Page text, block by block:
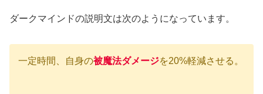
ダークマインドの説明文は次のようになっています。
一定時間、自身の被魔法ダメージを20%軽減させる。